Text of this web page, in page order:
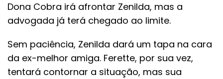
Dona Cobra irá afrontar Zenilda, mas a
advogada já terá chegado ao limite.
Sem paciência, Zenilda dará um tapa na cara
da ex-melhor amiga. Ferette, por sua vez,
tentará contornar a situação, mas sua